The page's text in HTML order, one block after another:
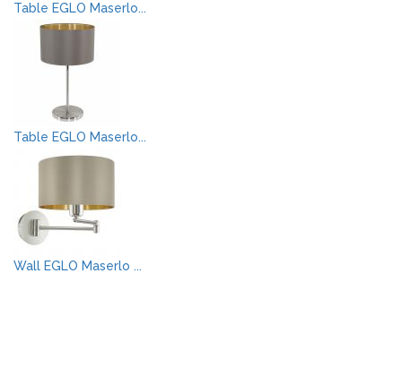
Table EGLO Maserlo...
Table EGLO Maserlo...
Wall EGLO Maserlo ...